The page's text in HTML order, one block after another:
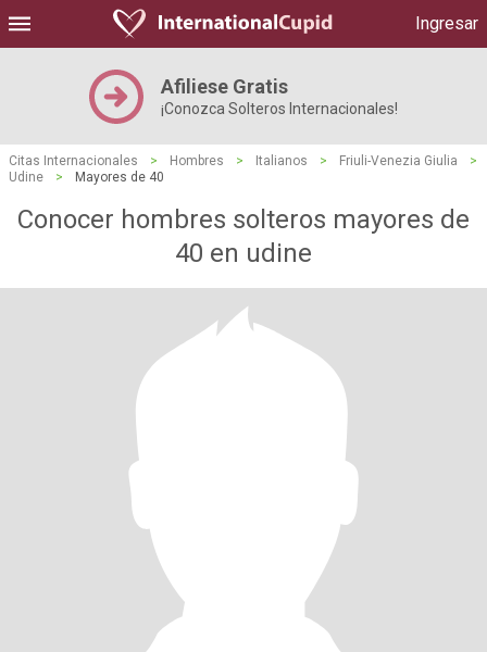
Ingresar
Afiliese Gratis
¡Conozca Solteros Internacionales!
Citas Internacionales > Hombres > Italianos > Friuli-Venezia Giulia
>
Udine
> Mayores de 40
Conocer hombres solteros mayores de
40 en udine